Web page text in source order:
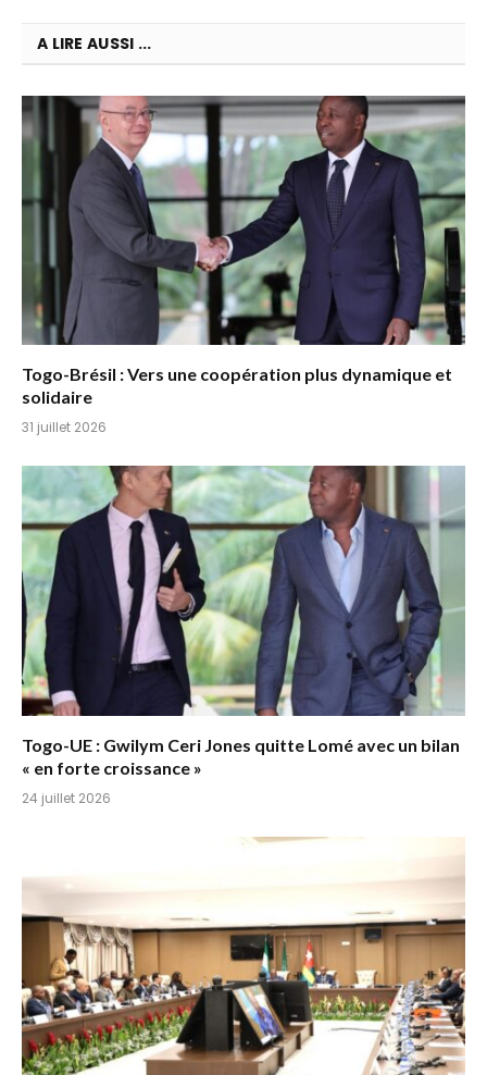
A LIRE AUSSI ...
Togo-Brésil : Vers une coopération plus dynamique et
solidaire
31 juillet 2026
Togo-UE : Gwilym Ceri Jones quitte Lomé avec un bilan
« en forte croissance »
24 juillet 2026